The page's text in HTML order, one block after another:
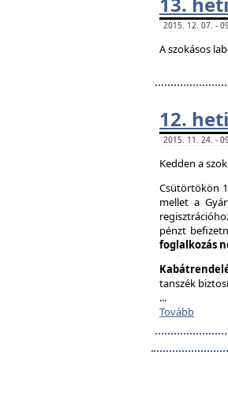
2015. 12. 07. -
A szokásos
12.
2015. 11. 24. -
Kedden a
Csütörtökön
mellet a
pénzt
foglalkozás
tanszék
...
Tovább